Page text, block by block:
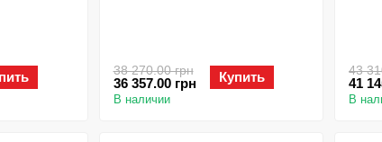
38 270.00 грн
36 357.00 грн Купить
В наличии
43
41
В